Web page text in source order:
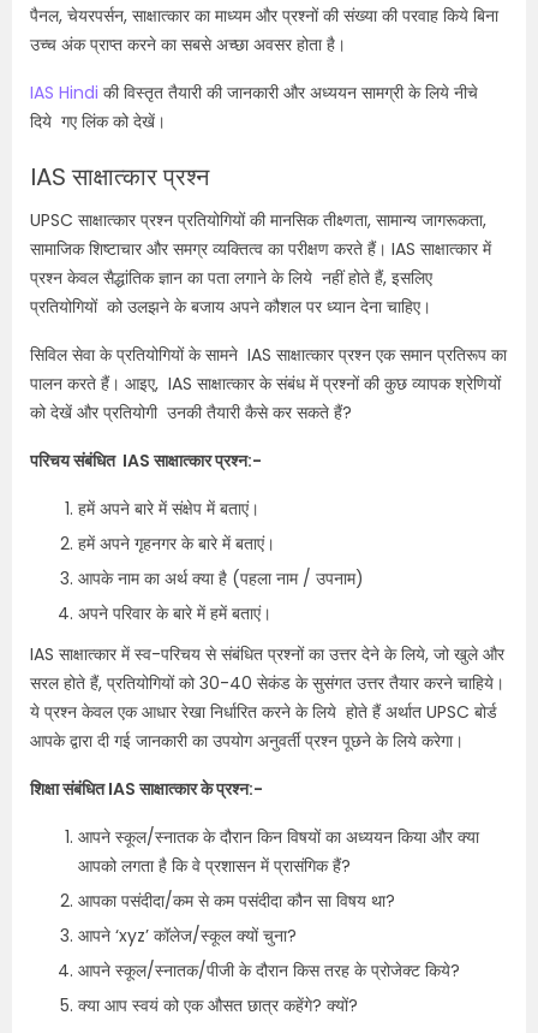
पैनल, चेयरपर्सन, साक्षात्कार का माध्यम और प्रश्नों की संख्या की परवाह किये बिना
उच्च अंक प्राप्त करने का सबसे अच्छा अवसर होता है।
IAS Hindi की विस्तृत तैयारी की जानकारी और अध्ययन सामग्री के लिये नीचे
दिये गए लिंक को देखें।
IAS साक्षात्कार प्रश्न
UPSC साक्षात्कार प्रश्न प्रतियोगियों की मानसिक तीक्ष्णता, सामान्य जागरूकता,
सामाजिक शिष्टाचार और समग्र व्यक्तित्व का परीक्षण करते हैं। IAS साक्षात्कार में
प्रश्न केवल सैद्धांतिक ज्ञान का पता लगाने के लिये नहीं होते हैं, इसलिए
प्रतियोगियों को उलझने के बजाय अपने कौशल पर ध्यान देना चाहिए।
सिविल सेवा के प्रतियोगियों के सामने IAS साक्षात्कार प्रश्न एक समान प्रतिरूप का
पालन करते हैं। आइए, IAS साक्षात्कार के संबंध में प्रश्नों की कुछ व्यापक श्रेणियों
को देखें और प्रतियोगी उनकी तैयारी कैसे कर सकते हैं?
परिचय संबंधित IAS साक्षात्कार प्रश्न:-
हमें अपने बारे में संक्षेप में बताएं।
हमें अपने गृहनगर के बारे में बताएं।
आपके नाम का अर्थ क्या है (पहला नाम / उपनाम)
अपने परिवार के बारे में हमें बताएं।
IAS साक्षात्कार में स्व-परिचय से संबंधित प्रश्नों का उत्तर देने के लिये, जो खुले और
सरल होते हैं, प्रतियोगियों को 30-40 सेकंड के सुसंगत उत्तर तैयार करने चाहिये।
ये प्रश्न केवल एक आधार रेखा निर्धारित करने के लिये होते हैं अर्थात UPSC बोर्ड
आपके द्वारा दी गई जानकारी का उपयोग अनुवर्ती प्रश्न पूछने के लिये करेगा।
शिक्षा संबंधित IAS साक्षात्कार के प्रश्न:-
आपने स्कूल/स्नातक के दौरान किन विषयों का अध्ययन किया और क्या
आपको लगता है कि वे प्रशासन में प्रासंगिक हैं?
आपका पसंदीदा/कम से कम पसंदीदा कौन सा विषय था?
आपने ‘xyz’ कॉलेज/स्कूल क्यों चुना?
आपने स्कूल/स्नातक/पीजी के दौरान किस तरह के प्रोजेक्ट किये?
क्या आप स्वयं को एक औसत छात्र कहेंगे? क्यों?